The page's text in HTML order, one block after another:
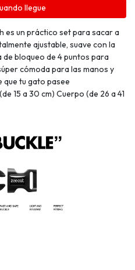
llegue
es un práctico set para sacar a
ajustable, suave con la
de bloqueo de 4 puntos para
cómoda para las manos y
que tu gato pasee
15 a 30 cm) Cuerpo (de 26 a 41